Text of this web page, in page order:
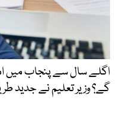
اگلے سال سے پنجاب میں
گے؟ وزیر تعلیم نے جدید